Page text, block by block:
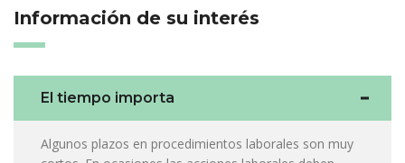
Información de su interés
El tiempo importa
Algunos plazos en procedimientos laborales son muy